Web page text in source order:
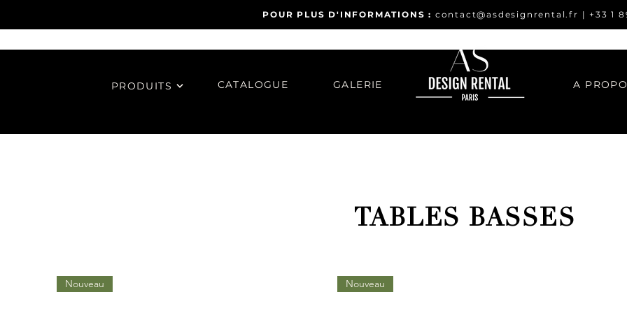
POUR PLUS D'INFORMATIONS : contact@asdesignrental.fr | +33 1
PRODUITS CATALOGUE GALERIE A
TABLES BASSES
Nouveau Nouveau